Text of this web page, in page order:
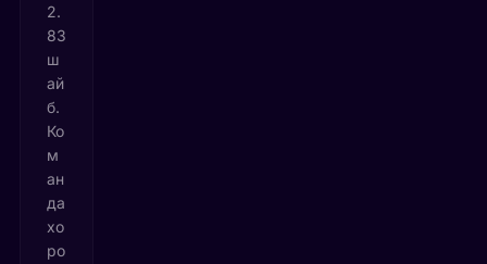
2.
83
ш
ай
б.
Ко
м
ан
да
хо
ро